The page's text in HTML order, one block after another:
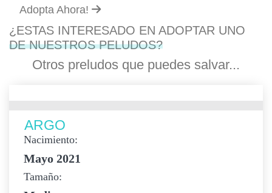
Adopta Ahora!
¿ESTAS INTERESADO EN ADOPTAR UNO
DE NUESTROS PELUDOS?
Otros preludos que puedes salvar...
ARGO
Nacimiento:
Mayo 2021
Tamaño: